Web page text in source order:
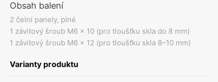
Obsah balení
2 čelní panely, plné
1 závitový šroub M6 x 10 (pro tloušťku skla do 8 mm)
1 závitový šroub M6 x 12 (pro tloušťku skla 8–10 mm)
Varianty produktu